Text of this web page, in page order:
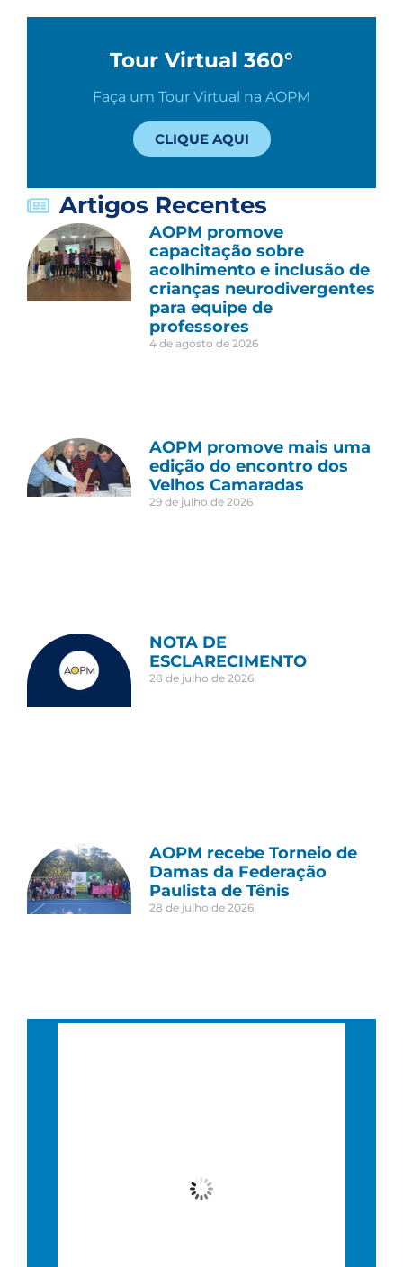
Tour Virtual 360°
Faça um Tour Virtual na AOPM
CLIQUE AQUI
Artigos Recentes
AOPM promove
capacitação sobre
acolhimento e inclusão de
crianças neurodivergentes
para equipe de
professores
4 de agosto de 2026
AOPM promove mais uma
edição do encontro dos
Velhos Camaradas
29 de julho de 2026
NOTA DE
ESCLARECIMENTO
28 de julho de 2026
AOPM recebe Torneio de
Damas da Federação
Paulista de Tênis
28 de julho de 2026
Wind Gust: